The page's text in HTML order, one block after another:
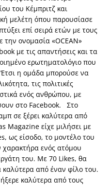
του Κέμπριτζ και
μελέτη όπου παρουσίασε
επί σειρά ετών με τους
ονομασία «OCEAN»
με τις απαντήσεις και τα
ερωτηματολόγιο που
η ομάδα μπορούσε να
τις πολιτικές
ενός ανθρώπου, με
στο Facebook. Στο
σε ξέρει καλύτερα από
Magazine είχε μιλήσει με
ως είσοδο, το μοντέλο του
χαρακτήρα ενός ατόμου
του. Με 70 Likes, θα
καλύτερα από έναν φίλο του.
καλύτερα από τους